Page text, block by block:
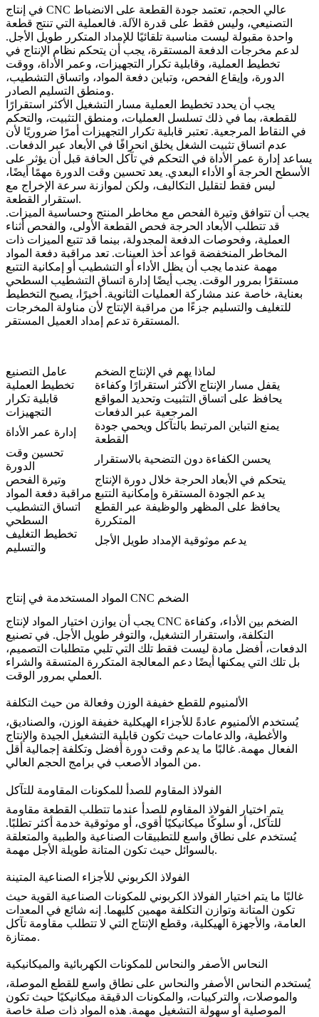
في إنتاج CNC عالي الحجم، تعتمد جودة القطعة على الانضباط
التصنيعي، وليس فقط على قدرة الآلة. فالعملية التي تنتج قطعة
واحدة مقبولة ليست مناسبة تلقائيًا للإمداد المتكرر طويل الأجل.
لدعم مخرجات الدفعة المستقرة، يجب أن يتحكم نظام الإنتاج في
تخطيط العملية، وقابلية تكرار التجهيزات، وعمر الأداة، ووقت
الدورة، وإيقاع الفحص، وتباين دفعة المواد، واتساق التشطيب،
ومنطق التسليم الصادر.
يجب أن يحدد تخطيط العملية مسار التشغيل الأكثر استقرارًا
للقطعة، بما في ذلك تسلسل العمليات، ومنطق التثبيت، والتحكم
في النقاط المرجعية. تعتبر قابلية تكرار التجهيزات أمرًا ضروريًا لأن
عدم اتساق تثبيت الشغل يخلق انحرافًا في الأبعاد عبر الدفعات.
يساعد إدارة عمر الأداة في التحكم في تآكل الحافة قبل أن يؤثر على
الأسطح الحرجة أو الأداء البعدي. يعد تحسين وقت الدورة مهمًا أيضًا،
ليس فقط لتقليل التكاليف، ولكن لموازنة سرعة الإخراج مع
استقرار القطعة.
يجب أن تتوافق وتيرة الفحص مع مخاطر المنتج وحساسية الميزات.
قد تتطلب الأبعاد الحرجة فحص القطعة الأولى، والفحص أثناء
العملية، وفحوصات الدفعة المجدولة، بينما قد تتبع الميزات ذات
المخاطر المنخفضة قواعد أخذ العينات. تعد مراقبة دفعة المواد
مهمة عندما يجب أن يظل الأداء أو التشطيب أو إمكانية التتبع
مستقرًا بمرور الوقت. يجب أيضًا إدارة اتساق التشطيب السطحي
بعناية، خاصة عند مشاركة العمليات الثانوية. أخيرًا، يصبح التخطيط
للتغليف والتسليم جزءًا من مراقبة الإنتاج لأن مناولة المخرجات
المستقرة تدعم إمداد العميل المستقر.
عامل التصنيع
لماذا يهم في الإنتاج الضخم
تخطيط العملية
يقفل مسار الإنتاج الأكثر استقرارًا وكفاءة
قابلية تكرار
التجهيزات
يحافظ على اتساق التثبيت وتحديد المواقع
المرجعية عبر الدفعات
إدارة عمر الأداة
يمنع التباين المرتبط بالتآكل ويحمي جودة
القطعة
تحسين وقت
الدورة
يحسن الكفاءة دون التضحية بالاستقرار
وتيرة الفحص
يتحكم في الأبعاد الحرجة خلال دورة الإنتاج
مراقبة دفعة المواد يدعم الجودة المستقرة وإمكانية التتبع
اتساق التشطيب
السطحي
يحافظ على المظهر والوظيفة عبر القطع
المتكررة
تخطيط التغليف
والتسليم
يدعم موثوقية الإمداد طويل الأجل
المواد المستخدمة في إنتاج CNC الضخم
يجب أن يوازن اختيار المواد لإنتاج CNC الضخم بين الأداء، وكفاءة
التكلفة، واستقرار التشغيل، والتوفر طويل الأجل. في تصنيع
الدفعات، أفضل مادة ليست فقط تلك التي تلبي متطلبات التصميم،
بل تلك التي يمكنها أيضًا دعم المعالجة المتكررة المتسقة والشراء
العملي بمرور الوقت.
الألمنيوم للقطع خفيفة الوزن وفعالة من حيث التكلفة
يُستخدم الألمنيوم عادةً للأجزاء الهيكلية خفيفة الوزن، والصناديق،
والأغطية، والدعامات حيث تكون قابلية التشغيل الجيدة والإنتاج
الفعال مهمة. غالبًا ما يدعم وقت دورة أفضل وتكلفة إجمالية أقل
من المواد الأصعب في برامج الحجم العالي.
الفولاذ المقاوم للصدأ للمكونات المقاومة للتآكل
يتم اختيار الفولاذ المقاوم للصدأ عندما تتطلب القطعة مقاومة
للتآكل، أو سلوكًا ميكانيكيًا أقوى، أو موثوقية خدمة أكثر تطلبًا.
يُستخدم على نطاق واسع للتطبيقات الصناعية والطبية والمتعلقة
بالسوائل حيث تكون المتانة طويلة الأجل مهمة.
الفولاذ الكربوني للأجزاء الصناعية المتينة
غالبًا ما يتم اختيار الفولاذ الكربوني للمكونات الصناعية القوية حيث
تكون المتانة وتوازن التكلفة مهمين كليهما. إنه شائع في المعدات
العامة، والأجهزة الهيكلية، وقطع الإنتاج التي لا تتطلب مقاومة تآكل
ممتازة.
النحاس الأصفر والنحاس للمكونات الكهربائية والميكانيكية
يُستخدم النحاس الأصفر والنحاس على نطاق واسع للقطع الموصلة،
والموصلات، والتركيبات، والمكونات الدقيقة ميكانيكيًا حيث تكون
الموصلية أو سهولة التشغيل مهمة. هذه المواد ذات صلة خاصة